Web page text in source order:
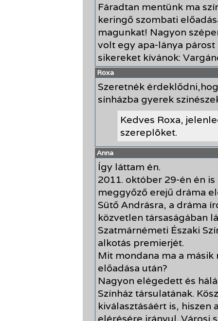
Fáradtan mentünk ma
keringő szombati
magunkat! Nagyon
volt egy apa-lánya
sikereket kívánok:
Roxa
Szeretnék
sínházba gyerek
Kedves Roxa,
szereplõket.
Anna
Így láttam én.
2011. október 29-én én
meggyőző erejű dráma
Sütő Andrásra, a dráma
közvetlen társaságában
Szatmárnémeti Északi
alkotás premierjét.
Mit mondana ma a
előadása után?
Nagyon elégedett és
Színház társulatának.
kiválasztásáért is, hiszen